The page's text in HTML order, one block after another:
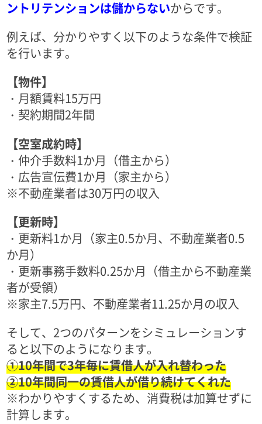
ントリテンションは儲からないからです。
例えば、分かりやすく以下のような条件で検証
を行います。
【物件】
・月額賃料15万円
・契約期間2年間
【空室成約時】
・仲介手数料1か月（借主から）
・広告宣伝費1か月（家主から）
※不動産業者は30万円の収入
【更新時】
・更新料1か月（家主0.5か月、不動産業者0.5
か月）
・更新事務手数料0.25か月（借主から不動産業
者が受領）
※家主7.5万円、不動産業者11.25か月の収入
そして、2つのパターンをシミュレーションす
ると以下のようになります。
①10年間で3年毎に賃借人が入れ替わった
②10年間同一の賃借人が借り続けてくれた
※わかりやすくするため、消費税は加算せずに
計算します。